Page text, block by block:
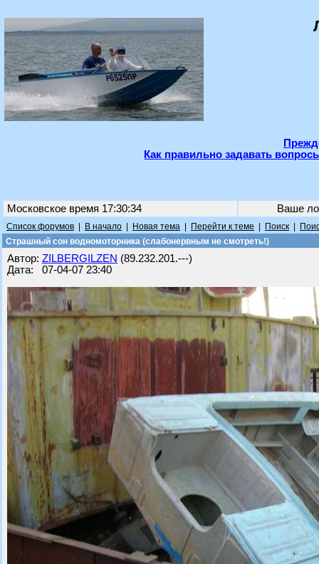
Как правильно задавать
Московское время 17:30:34 Ваше
Список форумов В начало Новая тема Перейти к теме Поиск
Страшный сон водномоторника (слабонервным не смотреть!)
Автор: ZILBERGILZEN (89.232.201.---)
Дата: 07-04-07 23:40